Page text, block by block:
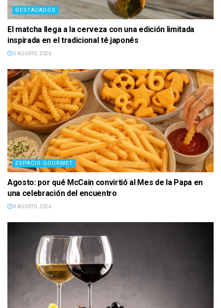
marca
il
suo
costo
inferiore.
Per
i
pazienti
che
desiderano
una
finestra
di
attività
più
lunga,
in
scelta
DESTACADOS
El matcha llega a la cerveza con una edición limitada
inspirada en el tradicional té japonés
5 AGOSTO, 2026
ESPACIO GOURMET
Agosto: por qué McCain convirtió al Mes de la Papa en
una celebración del encuentro
4 AGOSTO, 2026